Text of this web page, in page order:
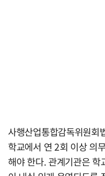
사행산업통합감독위원회
학교에서 연 2회 이상 의
해야 한다. 관계기관은